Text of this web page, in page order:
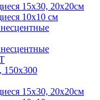
15х30, 20х20см
10х10 см
150х300
15х30, 20х20см